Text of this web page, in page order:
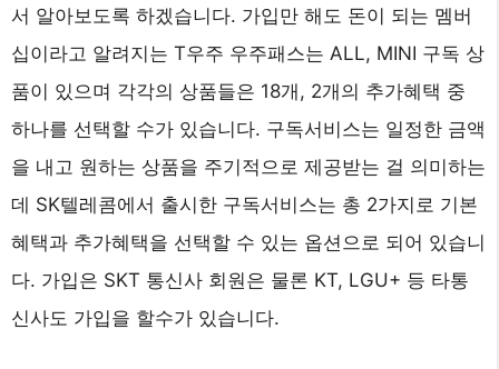
서 알아보도록 하겠습니다. 가입만 해도 돈이 되는 멤버
십이라고 알려지는 T우주 우주패스는 ALL, MINI 구독 상
품이 있으며 각각의 상품들은 18개, 2개의 추가혜택 중
하나를 선택할 수가 있습니다. 구독서비스는 일정한 금액
을 내고 원하는 상품을 주기적으로 제공받는 걸 의미하는
데 SK텔레콤에서 출시한 구독서비스는 총 2가지로 기본
혜택과 추가혜택을 선택할 수 있는 옵션으로 되어 있습니
다. 가입은 SKT 통신사 회원은 물론 KT, LGU+ 등 타통
신사도 가입을 할수가 있습니다.